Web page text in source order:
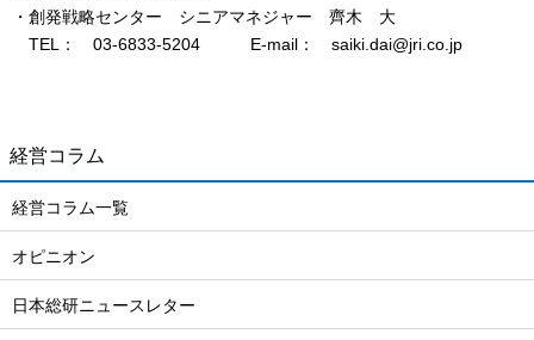
・創発戦略センター シニアマネジャー 齊木 大
TEL： 03-6833-5204 E-mail： saiki.dai@jri.co.jp
経営コラム
経営コラム一覧
オピニオン
日本総研ニュースレター